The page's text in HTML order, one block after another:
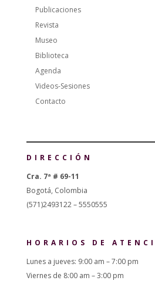
Publicaciones
Revista
Museo
Biblioteca
Agenda
Videos-Sesiones
Contacto
DIRECCIÓN
Cra. 7ª # 69-11
Bogotá, Colombia
(571)2493122 – 5550555
HORARIOS DE
Lunes a jueves: 9:00 am – 7:00 pm
Viernes de 8:00 am – 3:00 pm